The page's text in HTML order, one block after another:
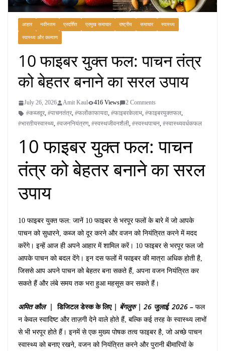
आहार नवीनतम प्रदर्शित प्रमुख समाचार राष्ट्रीय समाचार स्वास्थ्य
स्वास्थ्य और कल्याण
10 फाइबर युक्त फल: पाचन तंत्र
को बेहतर बनाने का सरल उपाय
July 26, 2026 Amit Kaul 416 Views
2 Comments
#कब्जदूर, #पाचनतंत्र, #फलोंकाफायदा, #फाइबरकेलाभ, #फाइबरयुक्तफल,
#भारतीयस्वास्थ्य, #वजननियंत्रण, #स्वस्थजीवनशैली, #स्वस्थपाचन, #स्वास्थ्यवर्धकफल
10 फाइबर युक्त फल: पाचन
तंत्र को बेहतर बनाने का सरल
उपाय
10 फाइबर युक्त फल: जानें 10 फाइबर से भरपूर फलों के बारे में जो आपके
पाचन को सुधारने, कब्ज को दूर करने और वजन को नियंत्रित करने में मदद
करेंगे। इन्हें आज ही अपने आहार में शामिल करें। 10 फाइबर से भरपूर फल जो
आपके पाचन को बदल देंगे। इन दस फलों में फाइबर की मात्रा अधिक होती है,
जिससे आप अपने पाचन को बेहतर बना सकते हैं, अपना वजन नियंत्रित कर
सकते हैं और लंबे समय तक भरा हुआ महसूस कर सकते हैं।
अमित कौल |डिजिटलडेस्ककेलिए| बेंगलुरु | 26 जुलाई, 2026 – फल
न केवल स्वादिष्ट और ताज़गी देने वाले होते हैं, बल्कि कई तरह के स्वास्थ्य लाभों
से भी भरपूर होते हैं। इनमें से एक मुख्य पोषक तत्व फाइबर है, जो अच्छे पाचन
स्वास्थ्य को बनाए रखने, वजन को नियंत्रित करने और पुरानी बीमारियों के